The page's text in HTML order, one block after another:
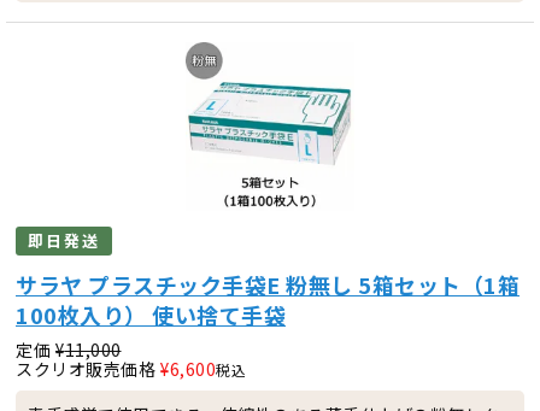
即日発送
サラヤ プラスチック手袋E 粉無し 5箱セット（1箱
100枚入り） 使い捨て手袋
定価 ¥11,000
スクリオ販売価格 ¥6,600税込